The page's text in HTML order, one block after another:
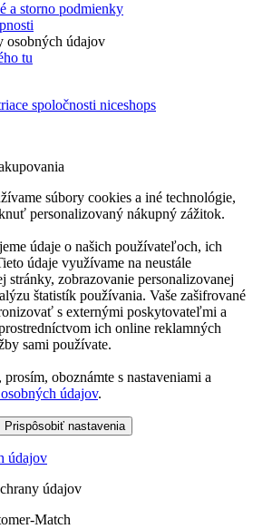
a storno podmienky
osobných údajov
tu
spoločnosti niceshops
súbory cookies a iné technológie,
personalizovaný nákupný zážitok.
údaje o našich používateľoch, ich
údaje využívame na neustále
stránky, zobrazovanie personalizovanej
štatistík používania. Vaše zašifrované
s externými poskytovateľmi a
ich online reklamných
sami používate.
prosím, oboznámte s nastaveniami a
údajov.
Prispôsobiť nastavenia
údajov
údajov
Match